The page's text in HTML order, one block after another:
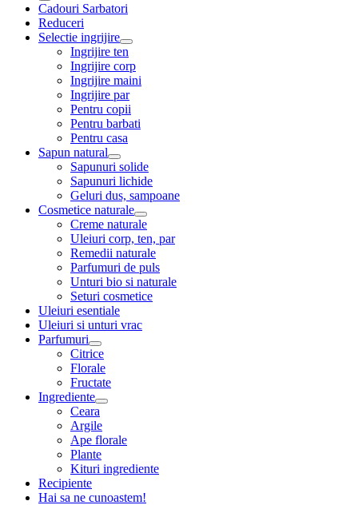
Cadouri Sarbatori
Reduceri
Selectie ingrijire
Ingrijire ten
Ingrijire corp
Ingrijire maini
Ingrijire par
Pentru copii
Pentru barbati
Pentru casa
Sapun natural
Sapunuri solide
Sapunuri lichide
Geluri dus, sampoane
Cosmetice naturale
Creme naturale
Uleiuri corp, ten, par
Remedii naturale
Parfumuri de puls
Unturi bio si naturale
Seturi cosmetice
Uleiuri esentiale
Uleiuri si unturi vrac
Parfumuri
Citrice
Florale
Fructate
Ingrediente
Ceara
Argile
Ape florale
Plante
Kituri ingrediente
Recipiente
Hai sa ne cunoastem!